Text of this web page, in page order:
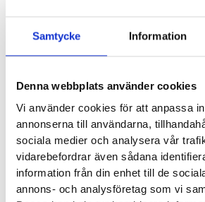
Samtycke Information
Denna webbplats använder cookies
Vi använder cookies för att anpassa
annonserna till användarna,
sociala medier och analysera vår
vidarebefordrar även sådana
information från din enhet till de
annons- och analysföretag som vi
Volym:75 ml
Använd ej:Vid graviditet och amning
Innehållsförteckning:Aqua (Water),
Lanolin, Urea, Glycerin, Cetyl PEG/PPG-
Octyldodecanol, Persea Gratissima
(Beeswax), Hydrogenated Castor Oil,